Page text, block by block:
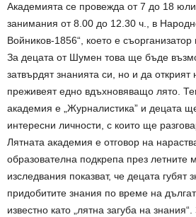
Академията се провежда от 7 до 18
занимания от 8.00 до 12.30 ч., в
Войников-1856“, което е
За децата от Шумен това ще бъде
затвърдят знанията си, но и да открият
преживеят едно вдъхновяващо лято.
академия е „Журналистика” и децата
интересни личности, с които ще
Лятната академия е отговор на
образователна подкрепа през летните
изследвания показват, че децата губят
придобитите знания по време на
известно като „лятна загуба на